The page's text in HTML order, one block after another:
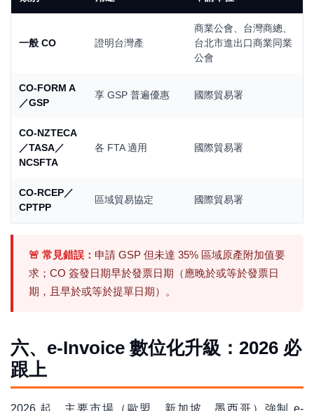
一般 CO 證明台灣產
商業公會、台灣商總、
台北市進出口商業同業
公會
CO-FORM A
／GSP
享 GSP 普遍優惠 國際貿易署
CO-NZTECA
／TASA／
NCSFTA
各 FTA 適用 國際貿易署
CO-RCEP／
CPTPP
區域貿易協定 國際貿易署
🚨 常見錯誤： 申請 GSP 但未達 35% 區域原產附加值要
求；CO 簽發日期早於發票日期（應晚於或等於發票日
期，且早於或等於提單日期）。
六、e-Invoice 數位化升級：2026 必
跟上
2026 起，主要市場（歐盟、新加坡、墨西哥）強制 e-